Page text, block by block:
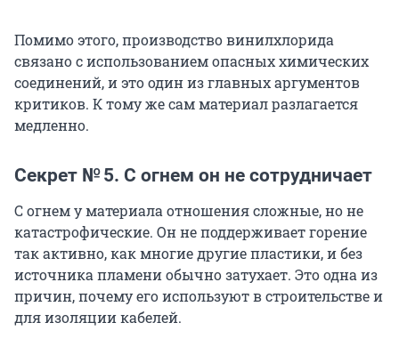
Помимо этого, производство винилхлорида
связано с использованием опасных химических
соединений, и это один из главных аргументов
критиков. К тому же сам материал разлагается
медленно.
Секрет № 5. С огнем он не сотрудничает
С огнем у материала отношения сложные, но не
катастрофические. Он не поддерживает горение
так активно, как многие другие пластики, и без
источника пламени обычно затухает. Это одна из
причин, почему его используют в строительстве и
для изоляции кабелей.